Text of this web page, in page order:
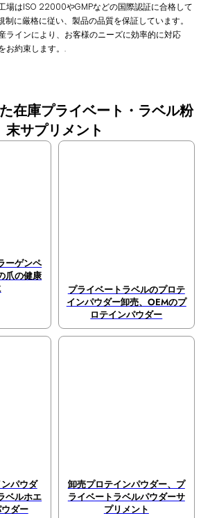
場はISO 22000やGMPなどの国際認証に合格して
制に厳格に従い、製品の品質を保証しています。
ラインにより、お客様のニーズに効率的に対応
お約束します。.
在庫プライベート・ラベル粉
末サプリメント
ーゲンペ
爪の健康
プライベートラベルのプロテ
インパウダー卸売、OEMのプ
ロテインパウダー
パウダ
ベルホエ
ダー
卸売プロテインパウダー、プ
ライベートラベルパウダーサ
プリメント